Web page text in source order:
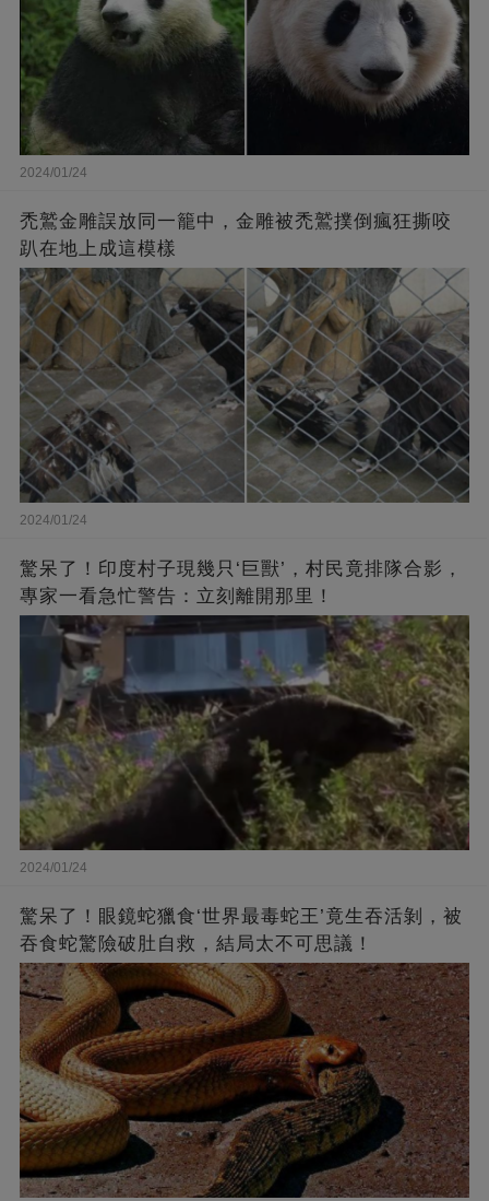
2024/01/24
禿鷲金雕誤放同一籠中，金雕被禿鷲撲倒瘋狂撕咬
趴在地上成這模樣
2024/01/24
驚呆了！印度村子現幾只‘巨獸’，村民竟排隊合影，
專家一看急忙警告：立刻離開那里！
2024/01/24
驚呆了！眼鏡蛇獵食‘世界最毒蛇王’竟生吞活剝，被
吞食蛇驚險破肚自救，結局太不可思議！